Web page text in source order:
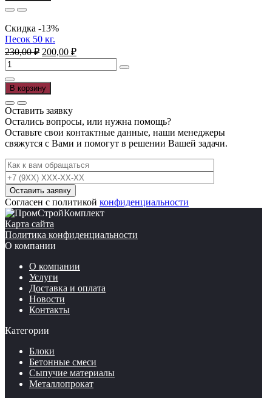
кг.
Скидка -13%
Песок 50 кг.
230,00₽ Первоначальная
цена
составляла
230,00 ₽.
200,00 ₽Текущая
цена:
200,00 ₽.
Количество
товара
Песок
50
кг.
В корзину
Оставить заявку
Остались вопросы, или нужна помощь?
Оставьте свои контактные данные, наши менеджеры
свяжутся с Вами и помогут в решении Вашей задачи.
Согласен с политикой конфиденциальности
Карта сайта
Политика конфиденциальности
О компании
О компании
Услуги
Доставка и оплата
Новости
Контакты
Категории
Блоки
Бетонные смеси
Сыпучие материалы
Металлопрокат